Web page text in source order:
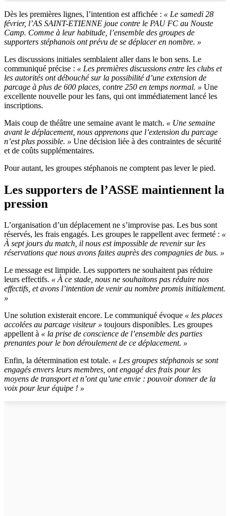
Dès les premières lignes, l’intention est affichée : « Le samedi 28
février, l’AS SAINT-ETIENNE joue contre le PAU FC au Nouste
Camp. Comme à leur habitude, l’ensemble des groupes de
supporters stéphanois ont prévu de se déplacer en nombre. »
Les discussions initiales semblaient aller dans le bon sens. Le
communiqué précise : « Les premières discussions entre les clubs et
les autorités ont débouché sur la possibilité d’une extension de
parcage à plus de 600 places, contre 250 en temps normal. » Une
excellente nouvelle pour les fans, qui ont immédiatement lancé les
inscriptions.
Mais coup de théâtre une semaine avant le match. « Une semaine
avant le déplacement, nous apprenons que l’extension du parcage
n’est plus possible. » Une décision liée à des contraintes de sécurité
et de coûts supplémentaires.
Pour autant, les groupes stéphanois ne comptent pas lever le pied.
Les supporters de l’ASSE maintiennent la
pression
L’organisation d’un déplacement ne s’improvise pas. Les bus sont
réservés, les frais engagés. Les groupes le rappellent avec fermeté : «
À sept jours du match, il nous est impossible de revenir sur les
réservations que nous avons faites auprès des compagnies de bus. »
Le message est limpide. Les supporters ne souhaitent pas réduire
leurs effectifs. « À ce stade, nous ne souhaitons pas réduire nos
effectifs, et avons l’intention de venir au nombre promis initialement.
»
Une solution existerait encore. Le communiqué évoque « les places
accolées au parcage visiteur » toujours disponibles. Les groupes
appellent à « la prise de conscience de l’ensemble des parties
prenantes pour le bon déroulement de ce déplacement. »
Enfin, la détermination est totale. « Les groupes stéphanois se sont
engagés envers leurs membres, ont engagé des frais pour les
moyens de transport et n’ont qu’une envie : pouvoir donner de la
voix pour leur équipe ! »